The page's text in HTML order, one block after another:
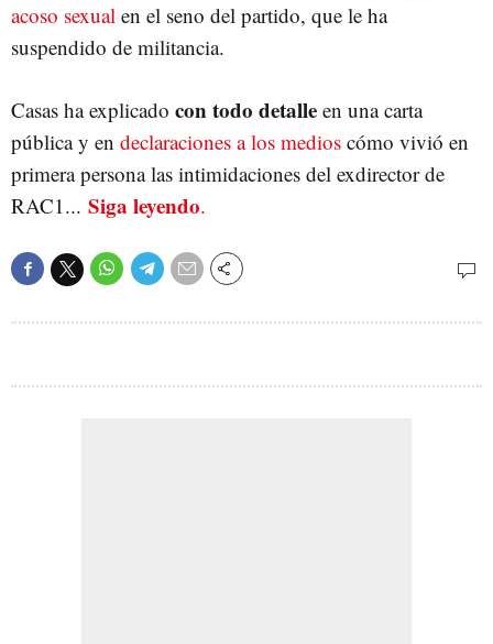
acoso sexual en el seno del partido, que le ha
suspendido de militancia.
Casas ha explicado con todo detalle en una carta
pública y en declaraciones a los medios cómo vivió en
primera persona las intimidaciones del exdirector de
RAC1... Siga leyendo.